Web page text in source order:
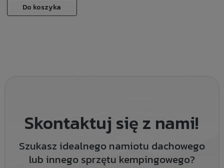
Do koszyka
Skontaktuj się z nami!
Szukasz idealnego namiotu dachowego
lub innego sprzętu kempingowego?